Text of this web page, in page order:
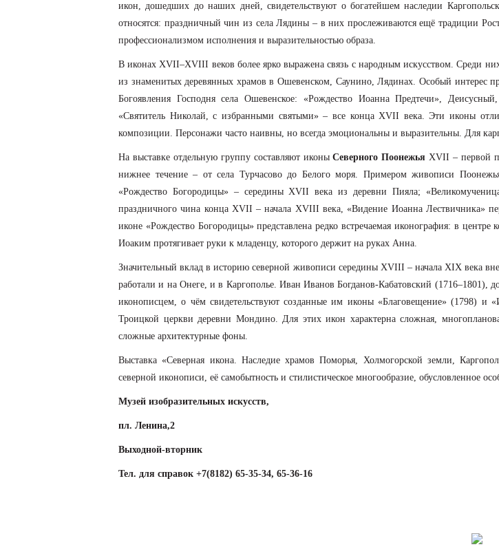
икон, дошедших до наших дней, свидетельствуют о богатейшем наследии
относятся: праздничный чин из села Лядины – в них прослеживаются ещё традиции
профессионализмом исполнения и выразительностью образа.
В иконах ХVII–ХVIII веков более ярко выражена связь с народным искусством. Среди
из знаменитых деревянных храмов в Ошевенском, Саунино, Лядинах. Особый интерес
Богоявления Господня села Ошевенское: «Рождество Иоанна Предтечи»,
«Святитель Николай, с избранными святыми» – все конца XVII века. Эти иконы
композиции. Персонажи часто наивны, но всегда эмоциональны и выразительны. Для
На выставке отдельную группу составляют иконыСеверного Поонежья ХVII – первой
нижнее течение – от села Турчасово до Белого моря. Примером живописи
«Рождество Богородицы» – середины ХVII века из деревни Пияла;
праздничного чина конца ХVII – начала ХVIII века, «Видение Иоанна Лествичника»
иконе «Рождество Богородицы» представлена редко встречаемая иконография: в
Иоаким протягивает руки к младенцу, которого держит на руках Анна.
Значительный вклад в историю северной живописи середины XVIII – начала XIX века
работали и на Онеге, и в Каргополье. Иван Иванов Богданов-Кабатовский (1716–1801),
иконописцем, о чём свидетельствуют созданные им иконы «Благовещение» (1798)
Троицкой церкви деревни Мондино. Для этих икон характерна сложная,
сложные архитектурные фоны.
Выставка «Северная икона. Наследие храмов Поморья, Холмогорской земли,
северной иконописи, её самобытность и стилистическое многообразие, обусловленное
Музей изобразительных искусств,
пл. Ленина,2
Выходной-вторник
Тел. для справок +7(8182) 65-35-34, 65-36-16